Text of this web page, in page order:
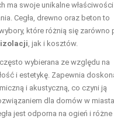
ma swoje unikalne właściwości
Cegła, drewno oraz beton to
które różnią się zarówno
izolacji, jak i kosztów.
wybierana ze względu na
i estetykę. Zapewnia
i akustyczną, co czyni ją
dla domów w
jest odporna na ogień i różne